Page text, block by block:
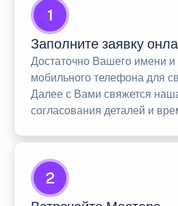
1
Заполните заявку
Достаточно Вашего имени
мобильного телефона для
Далее с Вами свяжется
согласования деталей и
2